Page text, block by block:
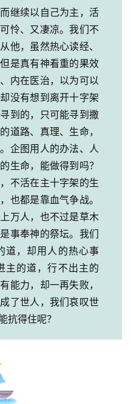
继续以自己为主，活
怜、又凄凉。我们不
他，虽然热心读经、
是真有神看重的果效
内在医治，以为可以
没有想到离开十字架
到的，只可能寻到撒
道路、真理、生命，
企图用人的办法、人
生命，能做得到吗？
不活在主十字架的生
也都是靠血气争战。
万人，也不过是草木
事奉神的祭坛。我们
道，却用人的热心事
主的道，行不出主的
能力，却一再失败，
了世人，我们哀叹世
抗得住呢？